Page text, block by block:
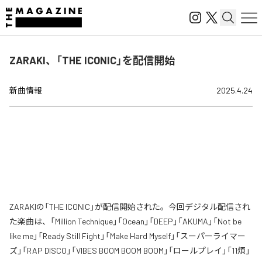
ZARAKI、「THE ICONIC」を配信開始
新曲情報 2025.4.24
ZARAKIの「THE ICONIC」が配信開始された。今回デジタル配信され
た楽曲は、「Million Technique」「Ocean」「DEEP」「AKUMA」「Not be
like me」「Ready Still Fight」「Make Hard Myself」「スーパーライマー
ズ」「RAP DISCO」「VIBES BOOM BOOM BOOM」「ロールプレイ」「11煩」